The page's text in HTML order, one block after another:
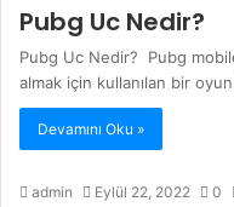
Pubg Uc Nedir?
Pubg Uc Nedir? Pubg
almak için kullanılan bir
Devamını Oku »
admin Eylül 22, 2022 0